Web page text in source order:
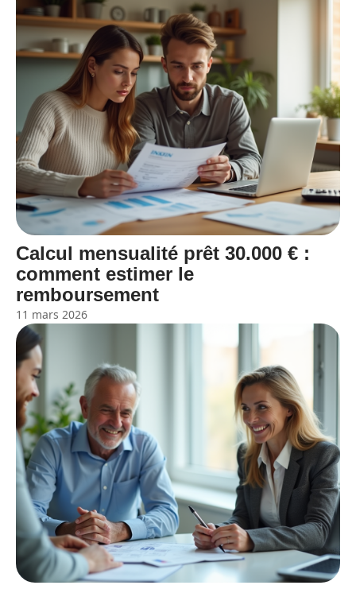
Calcul mensualité prêt 30.000 € :
comment estimer le
remboursement
11 mars 2026